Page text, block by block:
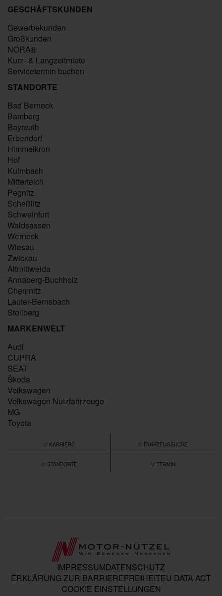
GESCHÄFTSKUNDEN
Gewerbekunden
Großkunden
NORA®
Kurz- & Langzeitmiete
Servicetermin buchen
STANDORTE
Bad Berneck
Bamberg
Bayreuth
Erbendorf
Himmelkron
Hof
Kulmbach
Mitterteich
Pegnitz
Scheßlitz
Schweinfurt
Waldsassen
Werneck
Wiesau
Zwickau
Altmittweida
Annaberg-Buchholz
Chemnitz
Lauter-Bernsbach
Stollberg
MARKENWELT
Audi
CUPRA
SEAT
Škoda
Volkswagen
Volkswagen Nutzfahrzeuge
MG
Toyota
/// KARRIERE /// FAHRZEUGSUCHE
/// STANDORTE /// TERMIN
IMPRESSUMDATENSCHUTZ
ERKLÄRUNG ZUR BARRIEREFREIHEITEU DATA ACT
COOKIE EINSTELLUNGEN